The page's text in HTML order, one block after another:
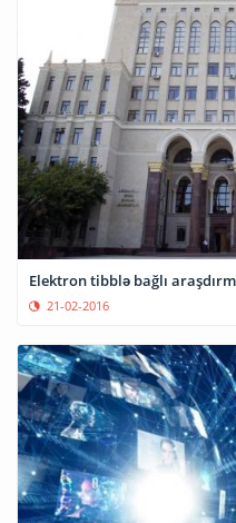
Elektron tibblə bağlı
21-02-2016